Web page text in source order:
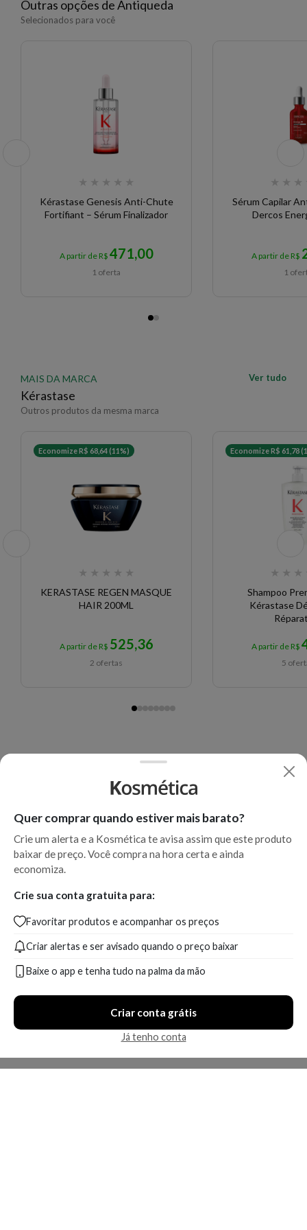
Outras opções de Antiqueda
Selecionados para você
★ ★ ★ ★ ★
Kérastase Genesis Anti-Chute
Fortifiant – Sérum Finalizador
A partir de R$ 471,00
1 oferta
★ ★ ★
Sérum Capilar
Dercos
A partir de R$
1
MAIS DA MARCA
Kérastase
Outros produtos da mesma marca
Ver tudo
Economize R$ 68,64 (11%)
★ ★ ★ ★ ★
KERASTASE REGEN MASQUE
HAIR 200ML
A partir de R$ 525,36
2 ofertas
Economize R$ 61,78
★ ★ ★
Shampoo
Kérastase
A partir de R$
5
Quer comprar quando estiver mais barato?
Crie um alerta e a Kosmética te avisa assim que este produto
baixar de preço. Você compra na hora certa e ainda
economiza.
Crie sua conta gratuita para:
Favoritar produtos e acompanhar os preços
Criar alertas e ser avisado quando o preço baixar
Baixe o app e tenha tudo na palma da mão
Criar conta grátis
Já tenho conta